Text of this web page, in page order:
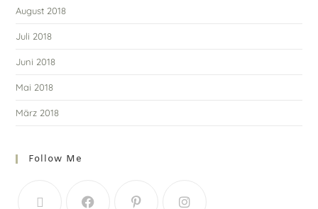
August 2018
Juli 2018
Juni 2018
Mai 2018
März 2018
Follow Me